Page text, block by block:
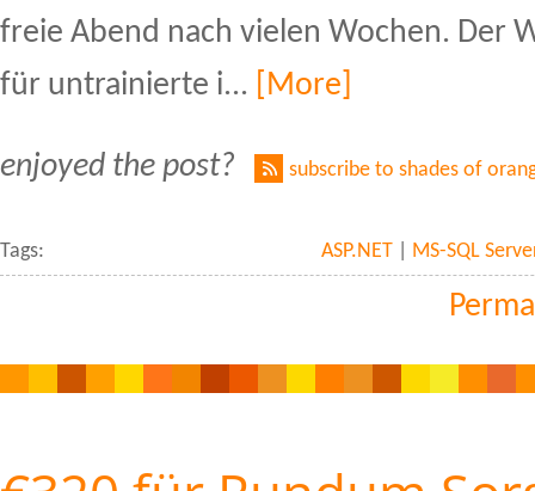
freie Abend nach vielen Wochen. Der
für untrainierte i...
[More]
enjoyed the post? subscribe to shades of
Tags: ASP.NET MS-SQL